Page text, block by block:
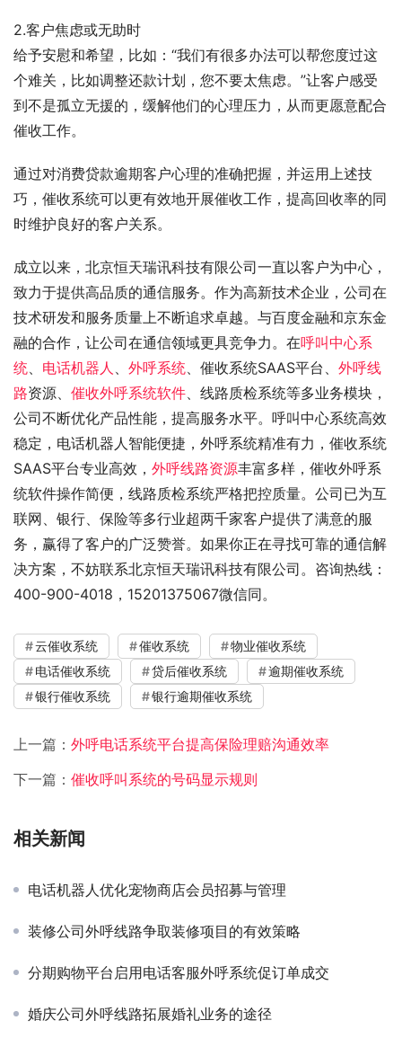
2.客户焦虑或无助时
给予安慰和希望，比如：“我们有很多办法可以帮您度过这
个难关，比如调整还款计划，您不要太焦虑。”让客户感受
到不是孤立无援的，缓解他们的心理压力，从而更愿意配合
催收工作。
通过对消费贷款逾期客户心理的准确把握，并运用上述技
巧，催收系统可以更有效地开展催收工作，提高回收率的同
时维护良好的客户关系。
成立以来，北京恒天瑞讯科技有限公司一直以客户为中心，
致力于提供高品质的通信服务。作为高新技术企业，公司在
技术研发和服务质量上不断追求卓越。与百度金融和京东金
融的合作，让公司在通信领域更具竞争力。在呼叫中心系
统
电话机器人 外呼系统 、催收系统SAAS平台、 外呼线
路资源、 催收外呼系统软件 、线路质检系统等多业务模块，
公司不断优化产品性能，提高服务水平。呼叫中心系统高效
稳定，电话机器人智能便捷，外呼系统精准有力，催收系统
SAAS平台专业高效， 外呼线路资源丰富多样，催收外呼系
统软件操作简便，线路质检系统严格把控质量。公司已为互
联网、银行、保险等多行业超两千家客户提供了满意的服
务，赢得了客户的广泛赞誉。如果你正在寻找可靠的通信解
决方案，不妨联系北京恒天瑞讯科技有限公司。咨询热线：
400-900-4018，15201375067微信同。
云催收系统 催收系统
物业催收系统
电话催收系统
贷后催收系统
逾期催收系统
银行催收系统
银行逾期催收系统
上一篇： 外呼电话系统平台提高保险理赔沟通效率
下一篇： 催收呼叫系统的号码显示规则
相关新闻
电话机器人优化宠物商店会员招募与管理
装修公司外呼线路争取装修项目的有效策略
分期购物平台启用电话客服外呼系统促订单成交
婚庆公司外呼线路拓展婚礼业务的途径